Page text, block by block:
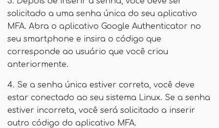
solicitado a uma senha única do seu aplicativo
MFA. Abra o aplicativo Google Authenticator no
seu smartphone e insira o código que
corresponde ao usuário que você criou
anteriormente.
4. Se a senha única estiver correta, você deve
estar conectado ao seu sistema Linux. Se a senha
estiver incorreta, você será solicitado a inserir
outro código do aplicativo MFA.